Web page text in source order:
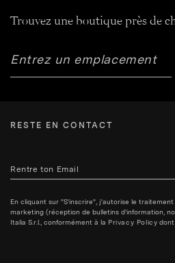
Trouvez une boutique près de
RESTE EN CONTACT
En cliquant sur "S'inscrire", j'autorise le
marketing (réception de bulletins d'information,
Italia S.r.l., conformément à la Privacy Policy dont